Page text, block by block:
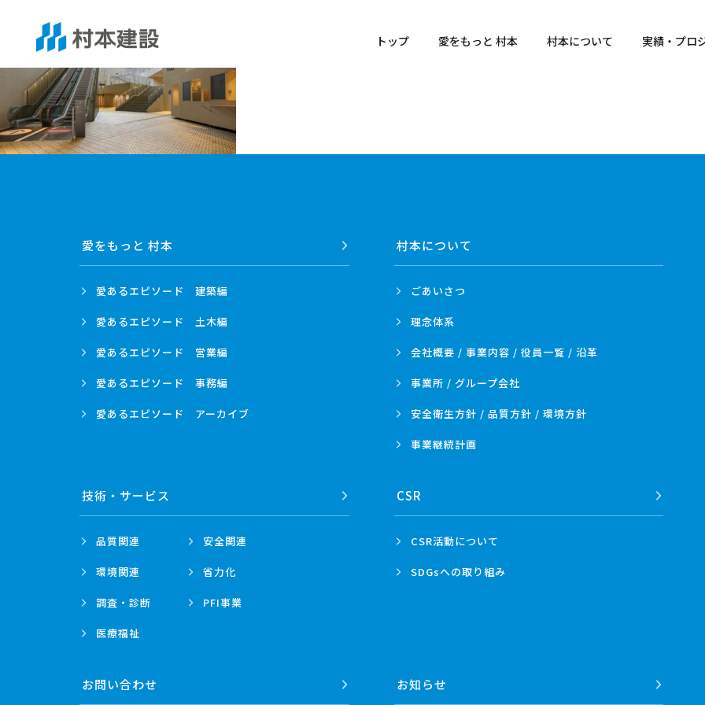
トップ 愛をもっと 村本 村本について 実績・プロ
愛をもっと 村本
愛あるエピソード 建築編
愛あるエピソード 土木編
愛あるエピソード 営業編
愛あるエピソード 事務編
愛あるエピソード アーカイブ
村本について
ごあいさつ
理念体系
会社概要 / 事業内容 / 役員一覧 / 沿革
事業所 / グループ会社
安全衛生方針 / 品質方針 / 環境方針
事業継続計画
技術・ サービス
品質関連 安全関連
環境関連 省力化
調査・診断 PFI事業
医療福祉
CSR
CSR活動について
SDGsへの取り組み
お問い合わせ お知らせ